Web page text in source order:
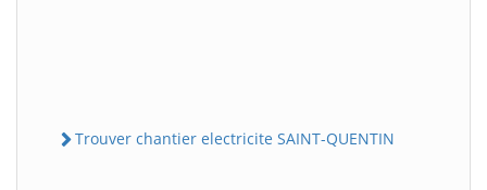
Trouver chantier electricite SAINT-QUENTIN